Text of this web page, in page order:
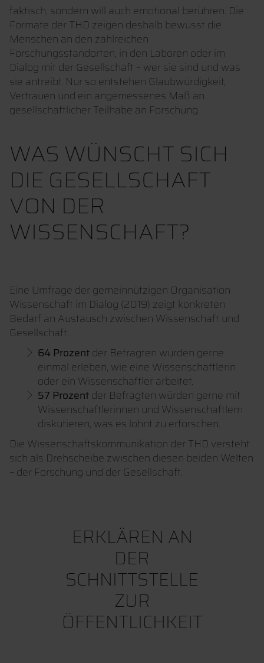
faktisch, sondern will auch emotional berühren. Die
Formate der THD zeigen deshalb bewusst die
Menschen an den zahlreichen
Forschungsstandorten, in den Laboren oder im
Dialog mit der Gesellschaft – wer sie sind und was
sie antreibt. Nur so entstehen Glaubwürdigkeit,
Vertrauen und ein angemessenes Maß an
gesellschaftlicher Teilhabe an Forschung.
WAS WÜNSCHT SICH
DIE GESELLSCHAFT
VON DER
WISSENSCHAFT?
Eine Umfrage der gemeinnützigen Organisation
Wissenschaft im Dialog (2019) zeigt konkreten
Bedarf an Austausch zwischen Wissenschaft und
Gesellschaft:
64 Prozentder Befragten würden gerne
einmal erleben, wie eine Wissenschaftlerin
oder ein Wissenschaftler arbeitet.
57 Prozentder Befragten würden gerne mit
Wissenschaftlerinnen und Wissenschaftlern
diskutieren, was es lohnt zu erforschen.
Die Wissenschaftskommunikation der THD versteht
sich als Drehscheibe zwischen diesen beiden Welten
– der Forschung und der Gesellschaft.
ERKLÄREN AN
DER
SCHNITTSTELLE
ZUR
ÖFFENTLICHKEIT